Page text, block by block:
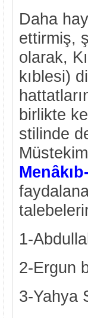
Daha
ettirmiş,
olarak,
kıblesi)
birlikte
stilinde
1-
2-Ergun
3-Yahya